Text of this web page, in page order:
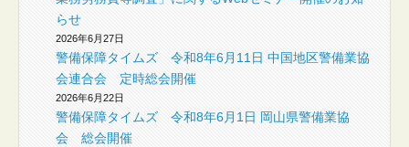
らせ
2026年6月27日
警備保障タイムズ 令和8年6月11日 中国地区警備業協
会連合会 定時総会開催
2026年6月22日
警備保障タイムズ 令和8年6月1日 岡山県警備業協
会 総会開催